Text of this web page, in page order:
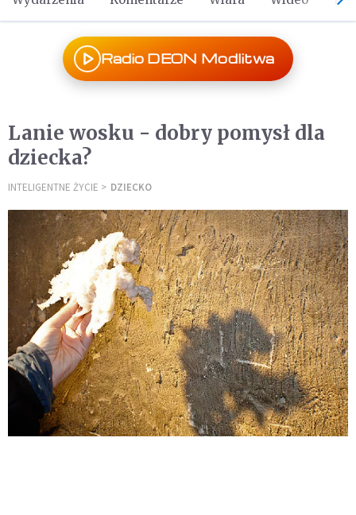
Radio DEON Modlitwa
Lanie wosku - dobry pomysł dla
dziecka?
INTELIGENTNE ŻYCIE DZIECKO